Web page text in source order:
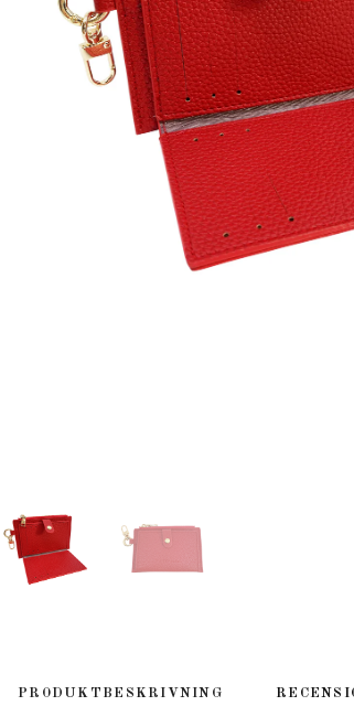
PRODUKTBESKRIVNING